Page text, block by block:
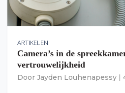
ARTIKELEN
Camera’s in de
vertrouwelijkheid
Door Jayden Louhenapessy